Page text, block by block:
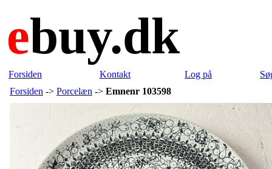
ebuy.dk
Forsiden Kontakt Log på
Forsiden -> Porcelæn -> Emnenr 103598